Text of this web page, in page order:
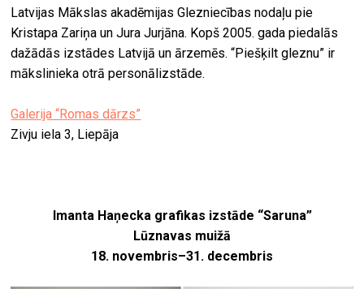
Latvijas Mākslas akadēmijas Glezniecības nodaļu pie
Kristapa Zariņa un Jura Jurjāna. Kopš 2005. gada piedalās
dažādās izstādes Latvijā un ārzemēs. “Piešķilt gleznu” ir
mākslinieka otrā personālizstāde.
Galerija “Romas dārzs”
Zivju iela 3, Liepāja
Imanta Haņecka grafikas izstāde “Saruna”
Lūznavas muižā
18. novembris–31. decembris